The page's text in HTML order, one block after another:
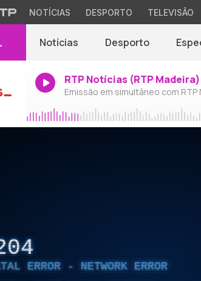
NOTÍCIAS DESPORTO TELEVISÃO
Notícias Desporto
RTP Notícias (RTP Madeira)
Emissão em simultâneo com RTP
ERROR - NETWORK ERROR